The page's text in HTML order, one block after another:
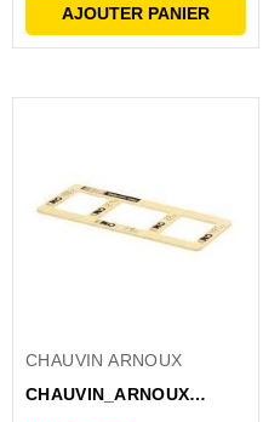
AJOUTER PANIER
CHAUVIN ARNOUX
CHAUVIN_ARNOUX